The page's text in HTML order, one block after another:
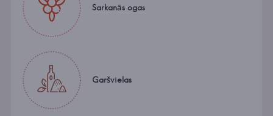
Sarkanās ogas
Garšvielas